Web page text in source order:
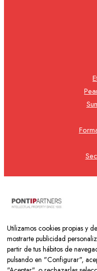
Utilizamos cookies propias y
mostrarte publicidad
partir de tus hábitos de
pulsando en "Configurar",